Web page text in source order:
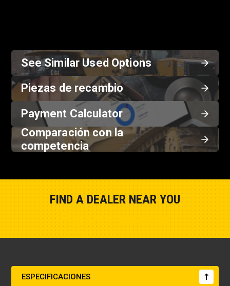
See Similar Used Options
Piezas de recambio
Payment Calculator
Comparación con la
competencia
FIND A DEALER NEAR YOU
ESPECIFICACIONES